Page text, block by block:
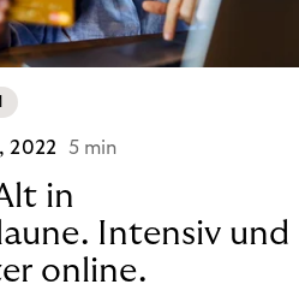
2022 5 min
in
Intensiv und
online.